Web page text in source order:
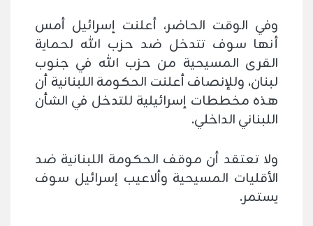
وفي الوقت الحاضر، أعلنت إسرائيل أمس
أنها سوف تتدخل ضد حزب الله لحماية
القرى المسيحية من حزب الله في جنوب
لبنان، وللإنصاف أعلنت الحكومة اللبنانية أن
هذه مخططات إسرائيلية للتدخل في الشأن
اللبناني الداخلي.
ولا تعتقد أن موقف الحكومة اللبنانية ضد
الأقليات المسيحية وألاعيب إسرائيل سوف
يستمر.